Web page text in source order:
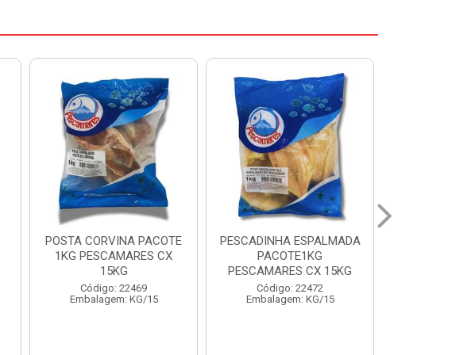
PESCADINHA ESPALMADA
PACOTE1KG
PESCAMARES CX 15KG
Código: 22472
Embalagem: KG/15
FILE DE PANGA PREMIUM
PACOTE 1KG CAIXA 10KG
Código: 20021
Embalagem: KG/10